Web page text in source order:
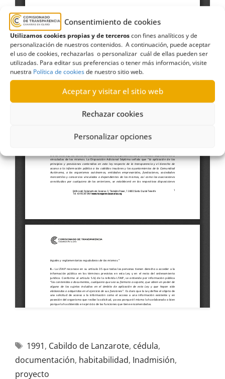
Consentimiento de cookies
Utilizamos cookies propias y de terceroscon fines analíticos y de
personalización de nuestros contenidos. A continuación, puede aceptar
el uso de cookies, rechazarlas o personalizar cuál de ellas pueden ser
utilizadas. Para editar sus preferencias o tener más información, visite
nuestra Política de cookiesde nuestro sitio web.
Aceptar y visitar el sitio web
Rechazar cookies
Personalizar opciones
1991, Cabildo de Lanzarote, cédula,
documentación, habitabilidad, Inadmisión,
proyecto